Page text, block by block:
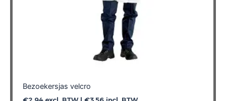
Bezoekersjas velcro